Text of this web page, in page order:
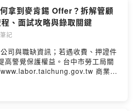
新鮮人必聽：沒工作經驗要如何得
一次拿到Meta 的面試經驗 (30:38)
有用嗎？ (31:45) 若想投的工作完
接投嗎？ (37:59) 跳過HR 直接跟
下一集會聊什麼？ 🔔 我開啟
，請我一杯咖啡支持我繼續創作
podcasts/36d92788-
國留學申請的懶人包:
來賓介紹 Isabelle
of Audiences, NBCUniversal &
營
挑主題 (02:17) 訪問過最特別的職
也經歷了… (07:49) 為什麼更新速
什麼不做YouTube? (14:43) 休息
如果重來一次，我在經營podcast
我做對了什麼？ (20:39) 最
我開啟了SoundOn
拿到麥肯錫 Offer？拆解管顧
、面試攻略與錄取關鍵
記
司與職缺資訊；若遇收費、押證件
高警覺保護權益。台中市勞工局關
商業合
- 想進管顧業，卻不知道